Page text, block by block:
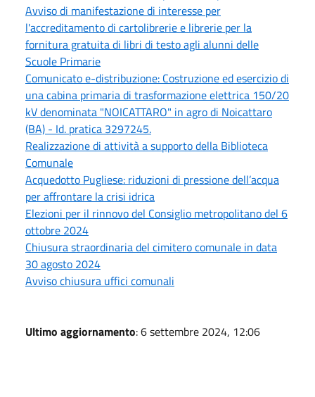
Avviso di manifestazione di interesse per
l'accreditamento di cartolibrerie e librerie per la
fornitura gratuita di libri di testo agli alunni delle
Scuole Primarie
Comunicato e-distribuzione: Costruzione ed esercizio di
una cabina primaria di trasformazione elettrica 150/20
kV denominata "NOICATTARO" in agro di Noicattaro
(BA) - Id. pratica 3297245.
Realizzazione di attività a supporto della Biblioteca
Comunale
Acquedotto Pugliese: riduzioni di pressione dell’acqua
per affrontare la crisi idrica
Elezioni per il rinnovo del Consiglio metropolitano del 6
ottobre 2024
Chiusura straordinaria del cimitero comunale in data
30 agosto 2024
Avviso chiusura uffici comunali
Ultimo aggiornamento: 6 settembre 2024, 12:06